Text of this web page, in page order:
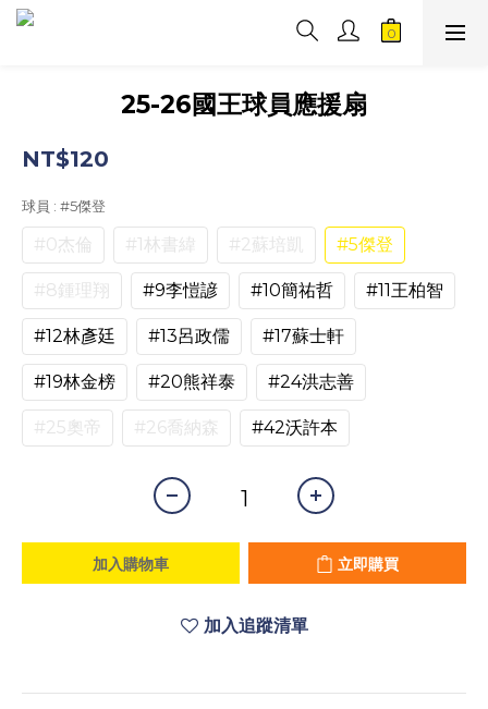
25-26國王球員應援扇
NT$120
球員 : #5傑登
#0杰倫 #1林書緯 #2蘇培凱 #5傑登
#8鍾理翔 #9李愷諺 #10簡祐哲 #11王柏智
#12林彥廷 #13呂政儒 #17蘇士軒
#19林金榜 #20熊祥泰 #24洪志善
#25奧帝 #26喬納森 #42沃許本
加入購物車 立即購買
加入追蹤清單